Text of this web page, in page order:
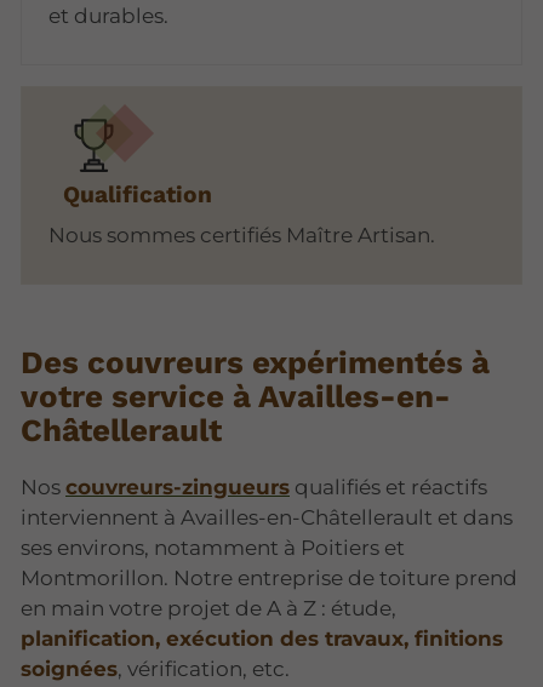
et durables.
Qualification
Nous sommes certifiés Maître Artisan.
Des couvreurs expérimentés à
votre service à Availles-en-
Châtellerault
Nos couvreurs-zingueurs qualifiés et réactifs
interviennent à Availles-en-Châtellerault et dans
ses environs, notamment à Poitiers et
Montmorillon. Notre entreprise de toiture prend
en main votre projet de A à Z : étude,
planification, exécution des travaux, finitions
soignées, vérification, etc.